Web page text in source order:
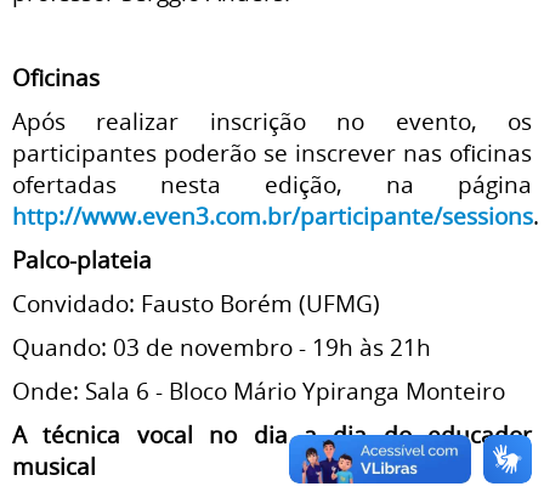
Oficinas
Após realizar inscrição no evento, os
participantes poderão se inscrever nas oficinas
ofertadas nesta edição, na página
http://www.even3.com.br/participante/sessions.
Palco-plateia
Convidado: Fausto Borém (UFMG)
Quando: 03 de novembro - 19h às 21h
Onde: Sala 6 - Bloco Mário Ypiranga Monteiro
A técnica vocal no dia a dia do educador
musical